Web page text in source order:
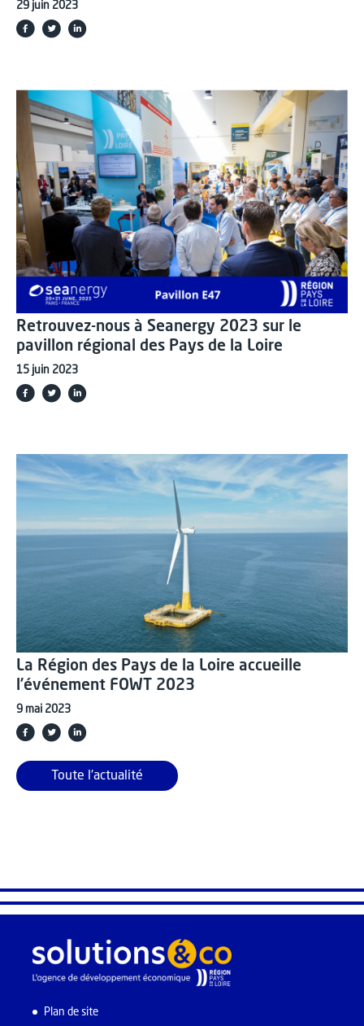
29 juin 2023
Retrouvez-nous à Seanergy 2023 sur le
pavillon régional des Pays de la Loire
15 juin 2023
La Région des Pays de la Loire accueille
l’événement FOWT 2023
9 mai 2023
Toute l'actualité
Plan de site